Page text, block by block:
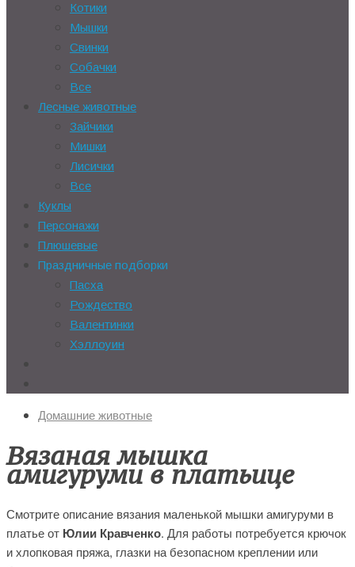
Котики
Мышки
Свинки
Собачки
Все
Лесные животные
Зайчики
Мишки
Лисички
Все
Куклы
Персонажи
Плюшевые
Праздничные подборки
Пасха
Рождество
Валентинки
Хэллоуин
Домашние животные
Вязаная мышка
амигуруми в платьице
Смотрите описание вязания маленькой мышки амигуруми в
платье от Юлии Кравченко. Для работы потребуется крючок
и хлопковая пряжа, глазки на безопасном креплении или